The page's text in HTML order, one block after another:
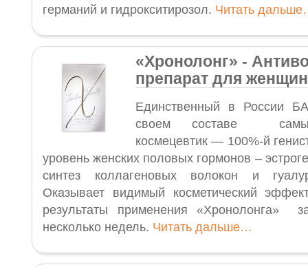
германий и гидрокситирозол. Читать
«Хронолонг» -
препарат для женщин
Единственный в России
своем составе
космецевтик — 100%-й
уровень женских половых гормонов –
синтез коллагеновых волокон и
Оказывает видимый косметический
результаты применения «Хронолонга»
несколько недель. Читать дальше…